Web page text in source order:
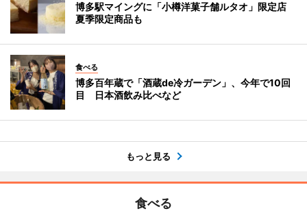
博多駅マイングに「小樽洋菓子舗ルタオ」限定店
夏季限定商品も
食べる
博多百年蔵で「酒蔵de冷ガーデン」、今年で10回
目 日本酒飲み比べなど
もっと見る
食べる